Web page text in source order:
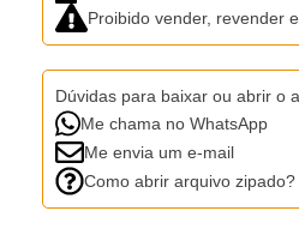
Proibido vender, revender
Dúvidas para baixar ou abrir o
Me chama no WhatsApp
Me envia um e-mail
Como abrir arquivo zipado?